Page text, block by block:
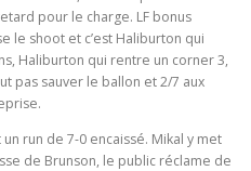
pour le charge. LF bonus
le shoot et c’est Haliburton qui
Haliburton qui rentre un corner 3,
pas sauver le ballon et 2/7 aux
run de 7-0 encaissé. Mikal y met
de Brunson, le public réclame de